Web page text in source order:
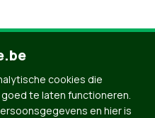
cookies die
te laten functioneren.
en hier is